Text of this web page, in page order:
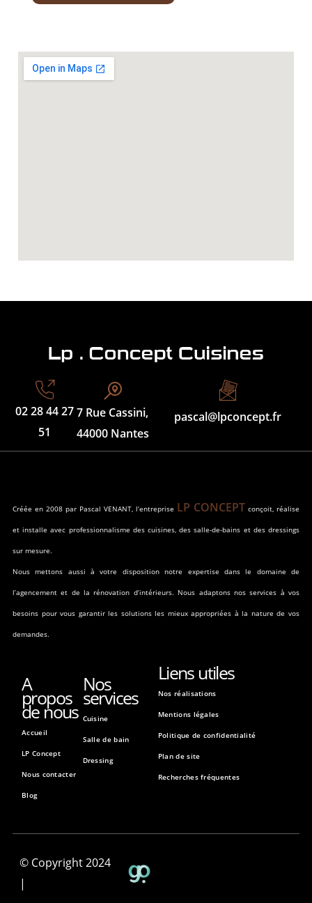
02 28 44 27
51
7 Rue Cassini,
44000 Nantes
pascal@lpconcept.fr
Créée en 2008 par Pascal VENANT, l’entreprise LP CONCEPT conçoit, réalise
et installe avec professionnalisme des cuisines, des salle-de-bains et des dressings
sur mesure.
Nous mettons aussi à votre disposition notre expertise dans le domaine de
l’agencement et de la rénovation d’intérieurs. Nous adaptons nos services à vos
besoins pour vous garantir les solutions les mieux appropriées à la nature de vos
demandes.
A
propos
de nous
Accueil
LP Concept
Nous contacter
Blog
Nos
services
Cuisine
Salle de bain
Dressing
Liens utiles
Nos réalisations
Mentions légales
Politique de confidentialité
Plan de site
Recherches fréquentes
© Copyright 2024
|